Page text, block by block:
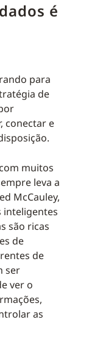
é
para
de
conectar e
muitos
leva a
McCauley,
inteligentes
são ricas
de
de
ser
ver o
as